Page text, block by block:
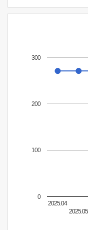
2025.04
2025.05
0
100
200
300